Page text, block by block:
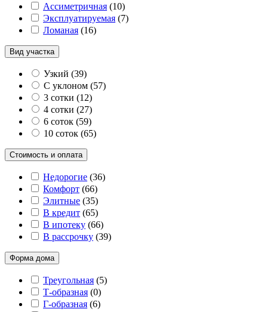
Ассиметричная (10)
Эксплуатируемая (7)
Ломаная (16)
Вид участка
Узкий (39)
С уклоном (57)
3 сотки (12)
4 сотки (27)
6 соток (59)
10 соток (65)
Стоимость и оплата
Недорогие (36)
Комфорт (66)
Элитные (35)
В кредит (65)
В ипотеку (66)
В рассрочку (39)
Форма дома
Треугольная (5)
Т-образная (0)
Г-образная (6)